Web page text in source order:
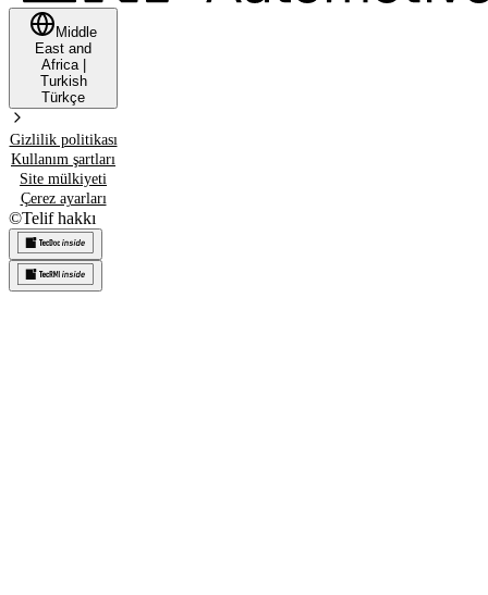
Middle
East and
Africa|
Turkish
Türkçe
Gizlilik politikası
Kullanım şartları
Site mülkiyeti
Çerez ayarları
©Telif hakkı